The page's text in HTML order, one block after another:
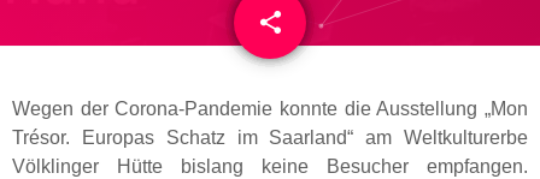
share
email
Wegen der Corona-Pandemie konnte die Ausstellung „Mon
Trésor. Europas Schatz im Saarland“ am Weltkulturerbe
Völklinger Hütte bislang keine Besucher empfangen.